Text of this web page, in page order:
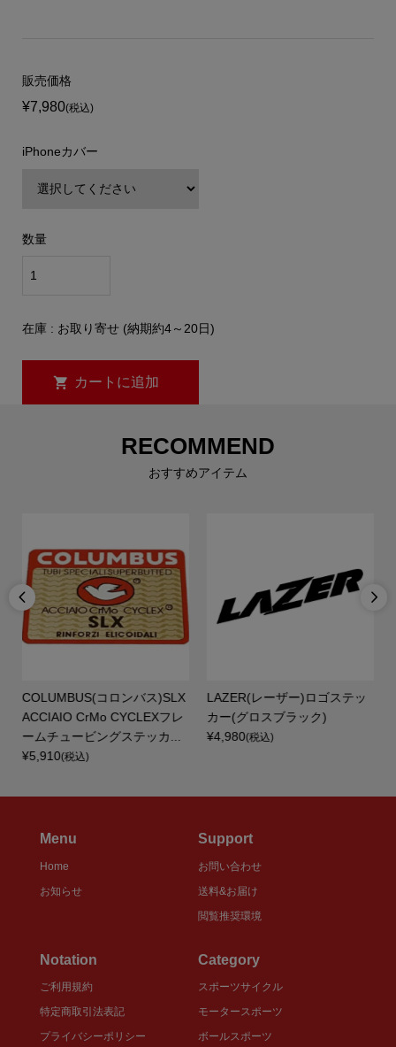
販売価格
¥7,980(税込)
iPhoneカバー
数量
在庫 : お取り寄せ (納期約4～20日)
RECOMMEND
おすすめアイテム

COLUMBUS(コロンバス)SLX
ACCIAIO CrMo CYCLEXフレ
ームチュービングステッカ...
¥5,910(税込)
LAZER(レーザー)ロゴステッ
カー(グロスブラック)
¥4,980(税込)

Menu
Home
お知らせ
Support
お問い合わせ
送料&お届け
閲覧推奨環境
Notation
ご利用規約
特定商取引法表記
プライバシーポリシー
Category
スポーツサイクル
モータースポーツ
ボールスポーツ